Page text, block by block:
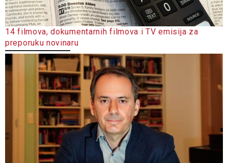
14 filmova, dokumentarnih filmova i TV emisija za
preporuku novinaru